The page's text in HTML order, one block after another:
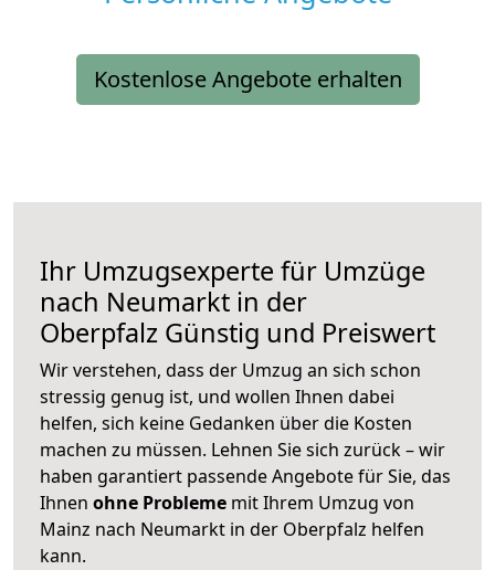
Kostenlose Angebote erhalten
Ihr Umzugsexperte für Umzüge
nach Neumarkt in der
Oberpfalz Günstig und Preiswert
Wir verstehen, dass der Umzug an sich schon
stressig genug ist, und wollen Ihnen dabei
helfen, sich keine Gedanken über die Kosten
machen zu müssen. Lehnen Sie sich zurück – wir
haben garantiert passende Angebote für Sie, das
Ihnen ohne Probleme mit Ihrem Umzug von
Mainz nach Neumarkt in der Oberpfalz helfen
kann.